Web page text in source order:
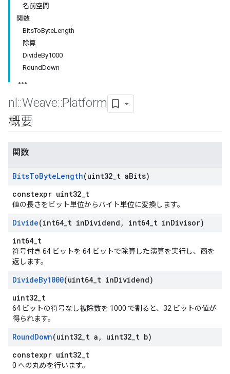
名前空間
関数
BitsToByteLength
除算
DivideBy1000
RoundDown
nl ::Weave::Platform
概要
関数
BitsToByteLength(uint32 t aBits)
constexpr uint32_t
値の長さをビット単位からバイト単位に変換します。
Divide(int64 t inDividend , int64 t inDivisor)
int64_t
符号付き 64 ビットを 64 ビットで除算した演算を実行し、商を
返します。
DivideBy1000(uint64 t inDividend)
uint32_t
64 ビットの符号なし被除数を 1000 で割ると、32 ビットの値が
得られます。
RoundDown(uint32 t a , uint32 t b)
constexpr uint32_t
0 への丸めを行います。